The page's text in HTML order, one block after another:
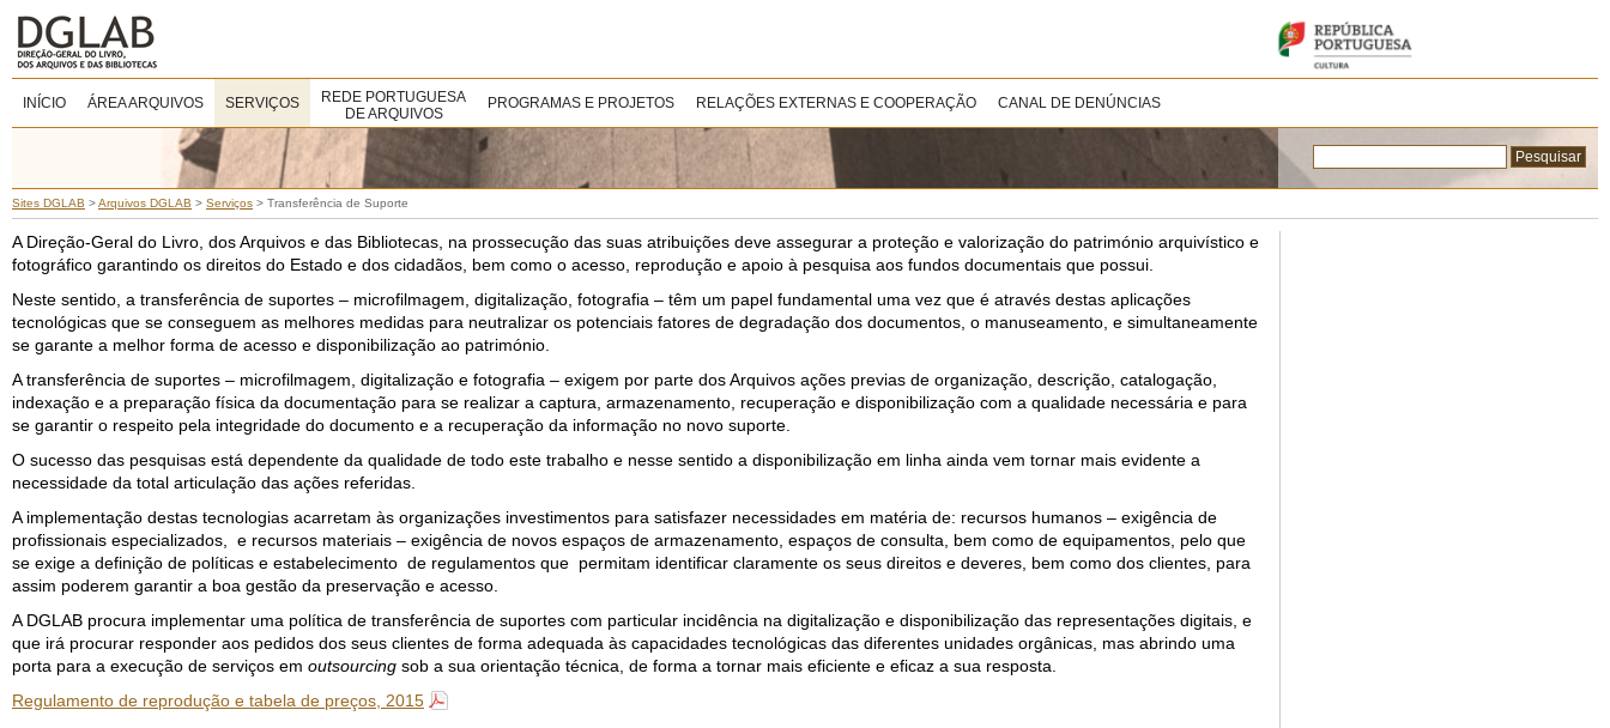
INÍCIO ÁREA ARQUIVOS SERVIÇOS
REDE PORTUGUESA
DE ARQUIVOS
PROGRAMAS E PROJETOS RELAÇÕES EXTERNAS E COOPERAÇÃO CANAL DE DENÚNCIAS
Sites DGLAB >Arquivos DGLAB > Serviços > Transferência de Suporte
A Direção-Geral do Livro, dos Arquivos e das Bibliotecas, na prossecução das suas atribuições deve assegurar a proteção e valorização do património arquivístico e
fotográfico garantindo os direitos do Estado e dos cidadãos, bem como o acesso, reprodução e apoio à pesquisa aos fundos documentais que possui.
Neste sentido, a transferência de suportes – microfilmagem, digitalização, fotografia – têm um papel fundamental uma vez que é através destas aplicações
tecnológicas que se conseguem as melhores medidas para neutralizar os potenciais fatores de degradação dos documentos, o manuseamento, e simultaneamente
se garante a melhor forma de acesso e disponibilização ao património.
A transferência de suportes – microfilmagem, digitalização e fotografia – exigem por parte dos Arquivos ações previas de organização, descrição, catalogação,
indexação e a preparação física da documentação para se realizar a captura, armazenamento, recuperação e disponibilização com a qualidade necessária e para
se garantir o respeito pela integridade do documento e a recuperação da informação no novo suporte.
O sucesso das pesquisas está dependente da qualidade de todo este trabalho e nesse sentido a disponibilização em linha ainda vem tornar mais evidente a
necessidade da total articulação das ações referidas.
A implementação destas tecnologias acarretam às organizações investimentos para satisfazer necessidades em matéria de: recursos humanos – exigência de
profissionais especializados, e recursos materiais – exigência de novos espaços de armazenamento, espaços de consulta, bem como de equipamentos, pelo que
se exige a definição de políticas e estabelecimento de regulamentos que permitam identificar claramente os seus direitos e deveres, bem como dos clientes, para
assim poderem garantir a boa gestão da preservação e acesso.
A DGLAB procura implementar uma política de transferência de suportes com particular incidência na digitalização e disponibilização das representações digitais, e
que irá procurar responder aos pedidos dos seus clientes de forma adequada às capacidades tecnológicas das diferentes unidades orgânicas, mas abrindo uma
porta para a execução de serviços em outsourcing sob a sua orientação técnica, de forma a tornar mais eficiente e eficaz a sua resposta.
Regulamento de reprodução e tabela de preços, 2015